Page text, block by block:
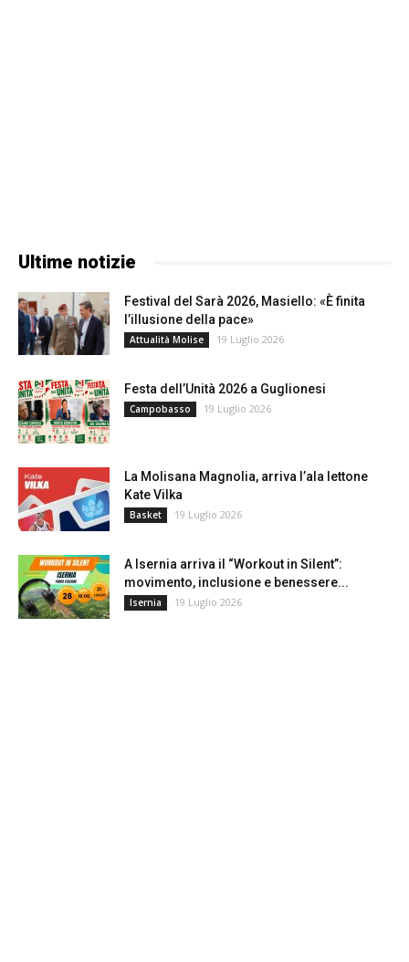
Ultime notizie
Festival del Sarà 2026, Masiello: «È finita
l’illusione della pace»
Attualità Molise 19 Luglio 2026
Festa dell’Unità 2026 a Guglionesi
Campobasso 19 Luglio 2026
La Molisana Magnolia, arriva l’ala lettone
Kate Vilka
Basket 19 Luglio 2026
A Isernia arriva il “Workout in Silent”:
movimento, inclusione e benessere...
Isernia 19 Luglio 2026